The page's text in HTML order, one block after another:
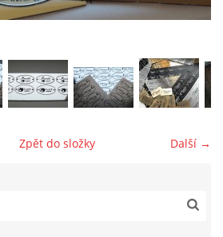
jk-laguna@seznam.cz
© 2025 eStránky.cz
Další →
Zpět do složky